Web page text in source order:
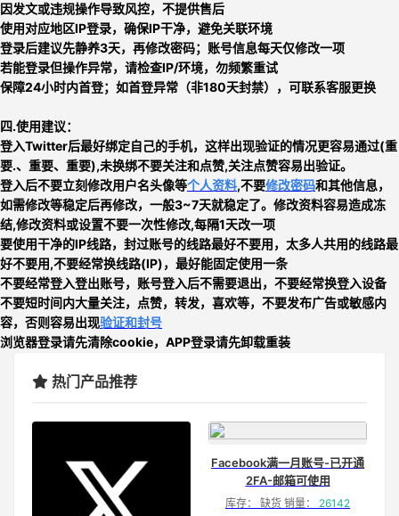
因发文或违规操作导致风控，不提供售后
使用对应地区IP登录，确保IP干净，避免关联环境
登录后建议先静养3天，再修改密码；账号信息每天仅修改一项
若能登录但操作异常，请检查IP/环境，勿频繁重试
保障24小时内首登；如首登异常（非180天封禁），可联系客服更换
四.使用建议：
登入Twitter后最好绑定自己的手机，这样出现验证的情况更容易通过(重
要.、重要、重要),未换绑不要关注和点赞,关注点赞容易出验证。
登入后不要立刻修改用户名头像等个人资料,不要修改密码和其他信息，
如需修改等稳定后再修改，一般3~7天就稳定了。修改资料容易造成冻
结,修改资料或设置不要一次性修改,每隔1天改一项
要使用干净的IP线路，封过账号的线路最好不要用，太多人共用的线路最
好不要用,不要经常换线路(IP)，最好能固定使用一条
不要经常登入登出账号，账号登入后不需要退出，不要经常换登入设备
不要短时间内大量关注，点赞，转发，喜欢等， 不要发布广告或敏感内
容，否则容易出现验证和封号
浏览器登录请先清除cookie，APP登录请先卸载重装
热门产品推荐
Facebook满一月账号-已开通
2FA-邮箱可使用
库存： 缺货 销量： 26142